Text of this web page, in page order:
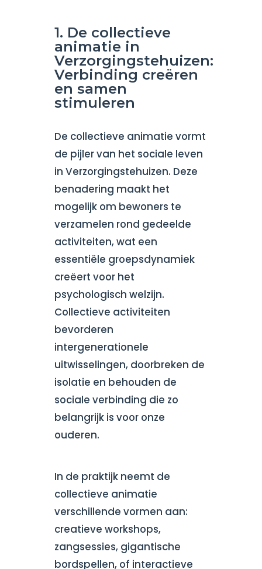
1. De collectieve
animatie in
Verzorgingstehuizen:
Verbinding creëren
en samen
stimuleren
De collectieve animatie vormt
de pijler van het sociale leven
in Verzorgingstehuizen. Deze
benadering maakt het
mogelijk om bewoners te
verzamelen rond gedeelde
activiteiten, wat een
essentiële groepsdynamiek
creëert voor het
psychologisch welzijn.
Collectieve activiteiten
bevorderen
intergenerationele
uitwisselingen, doorbreken de
isolatie en behouden de
sociale verbinding die zo
belangrijk is voor onze
ouderen.
In de praktijk neemt de
collectieve animatie
verschillende vormen aan:
creatieve workshops,
zangsessies, gigantische
bordspellen, of interactieve